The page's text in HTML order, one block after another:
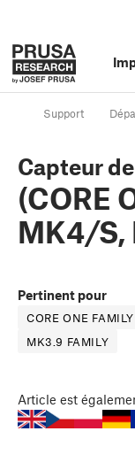
Support
Capteur
(CORE
MK4/S,
Pertinent pour
CORE ONE FAMILY
MK3.9 FAMILY
Article est